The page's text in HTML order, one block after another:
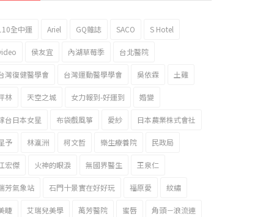
全中運 Ariel GQ雜誌 SACO S Hotel
侯友宜 內湖草莓季 台北醫院
灣復健醫學會 台灣運動醫學學會 吳依霖 土雞
林 天空之城 女力報到-好運到 婚變
台日本女星 布袋戲風箏 愛紗 日本農業株式會社
予 林瀛洲 柯文哲 樂生療養院 民政局
宏傑 火神的眼淚 無國界醫生 王泉仁
芳氣象站 石門十景實在好好玩 福原愛 紋繡
睫 艾瑞兒美學 萬芳醫院 蜜唇 角頭－浪流連